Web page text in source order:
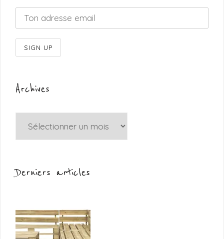
Archives
Derniers articles